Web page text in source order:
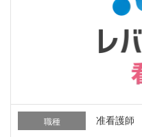
職種 准看護師